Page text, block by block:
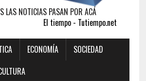
LAS NOTICIAS PASAN POR ACÁ
El tiempo - Tutiempo.net
ECONOMÍA
SOCIEDAD